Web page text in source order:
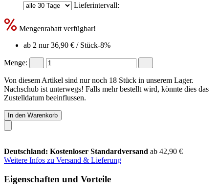
Lieferintervall:
Mengenrabatt verfügbar!
ab 2 nur36,90 € / Stück-8%
Menge:
Von diesem Artikel sind nur noch 18 Stück in unserem Lager.
Nachschub ist unterwegs! Falls mehr bestellt wird, könnte dies das
Zustelldatum beeinflussen.
In den Warenkorb
Deutschland: Kostenloser Standardversand ab 42,90 €
Weitere Infos zu Versand & Lieferung
Eigenschaften und Vorteile